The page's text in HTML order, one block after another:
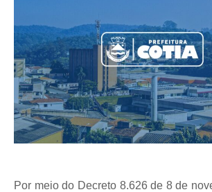
Por meio do Decreto 8.626 de 8 de